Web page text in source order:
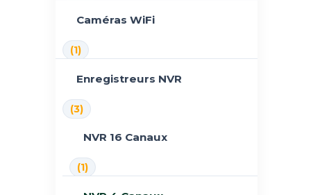
Caméras WiFi
(1)
Enregistreurs NVR
(3)
NVR 16 Canaux
(1)